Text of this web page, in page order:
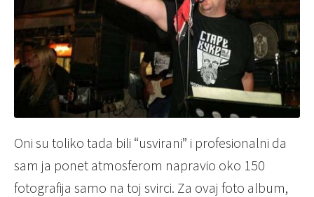
Oni su toliko tada bili “usvirani” i profesionalni da
sam ja ponet atmosferom napravio oko 150
fotografija samo na toj svirci. Za ovaj foto album,